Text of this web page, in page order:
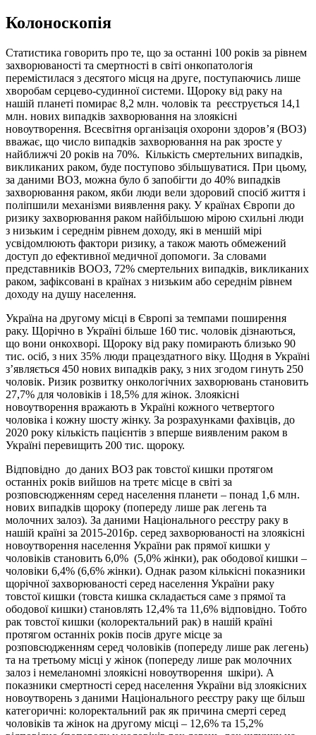
Колоноскопія
Статистика говорить про те, що за останні 100 років за рівнем
захворюваності та смертності в світі онкопатологія
перемістилася з десятого місця на друге, поступаючись лише
хворобам серцево-судинної системи. Щороку від раку на
нашій планеті помирає 8,2 млн. чоловік та реєструється 14,1
млн. нових випадків захворювання на злоякісні
новоутворення. Всесвітня організація охорони здоров’я (ВОЗ)
вважає, що число випадків захворювання на рак зросте у
найближчі 20 років на 70%. Кількість смертельних випадків,
викликаних раком, буде поступово збільшуватися. При цьому,
за даними ВОЗ, можна було б запобігти до 40% випадків
захворювання раком, якби люди вели здоровий спосіб життя і
поліпшили механізми виявлення раку. У країнах Європи до
ризику захворювання раком найбільшою мірою схильні люди
з низьким і середнім рівнем доходу, які в меншій мірі
усвідомлюють фактори ризику, а також мають обмежений
доступ до ефективної медичної допомоги. За словами
представників ВООЗ, 72% смертельних випадків, викликаних
раком, зафіксовані в країнах з низьким або середнім рівнем
доходу на душу населення.
Україна на другому місці в Європі за темпами поширення
раку. Щорічно в Україні більше 160 тис. чоловік дізнаються,
що вони онкохворі. Щороку від раку помирають близько 90
тис. осіб, з них 35% люди працездатного віку. Щодня в Україні
з’являється 450 нових випадків раку, з них згодом гинуть 250
чоловік. Ризик розвитку онкологічних захворювань становить
27,7% для чоловіків і 18,5% для жінок. Злоякісні
новоутворення вражають в Україні кожного четвертого
чоловіка і кожну шосту жінку. За розрахунками фахівців, до
2020 року кількість пацієнтів з вперше виявленим раком в
Україні перевищить 200 тис. щороку.
Відповідно до даних ВОЗ рак товстої кишки протягом
останніх років вийшов на третє місце в світі за
розповсюдженням серед населення планети – понад 1,6 млн.
нових випадків щороку (попереду лише рак легень та
молочних залоз). За даними Національного реєстру раку в
нашій країні за 2015-2016р. серед захворюваності на злоякісні
новоутворення населення України рак прямої кишки у
чоловіків становить 6,0% (5,0% жінки), рак ободової кишки –
чоловіки 6,4% (6,6% жінки). Однак разом кількісні показники
щорічної захворюваності серед населення України раку
товстої кишки (товста кишка складається саме з прямої та
ободової кишки) становлять 12,4% та 11,6% відповідно. Тобто
рак товстої кишки (колоректальний рак) в нашій країні
протягом останніх років посів друге місце за
розповсюдженням серед чоловіків (попереду лише рак легень)
та на третьому місці у жінок (попереду лише рак молочних
залоз і немеланомні злоякісні новоутворення шкіри). А
показники смертності серед населення України від злоякісних
новоутворень з даними Національного реєстру раку ще більш
категоричні: колоректальний рак як причина смерті серед
чоловіків та жінок на другому місці – 12,6% та 15,2%